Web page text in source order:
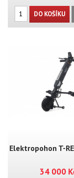
DO KOŠÍKU
Elektropohon T-
MT08
34 000